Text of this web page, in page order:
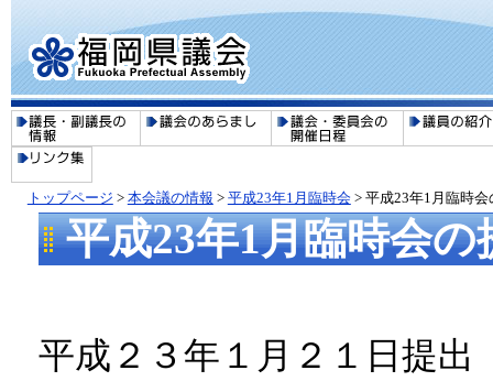
トップページ > 本会議の情報 > 平成23年1月臨時会> 平成23年1月臨時会
平成23年1月臨時会の
平成２３年１月２１日提出